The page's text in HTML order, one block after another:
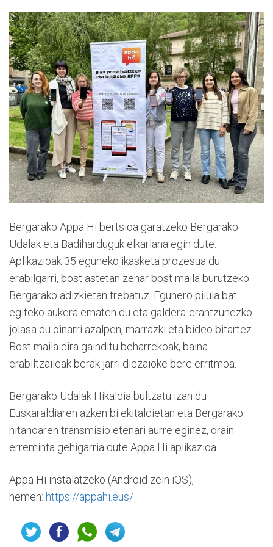
Bergarako Appa Hi bertsioa garatzeko Bergarako
Udalak eta Badiharduguk elkarlana egin dute.
Aplikazioak 35 eguneko ikasketa prozesua du
erabilgarri, bost astetan zehar bost maila burutzeko
Bergarako adizkietan trebatuz. Egunero pilula bat
egiteko aukera ematen du eta galdera-erantzunezko
jolasa du oinarri azalpen, marrazki eta bideo bitartez.
Bost maila dira gainditu beharrekoak, baina
erabiltzaileak berak jarri diezaioke bere erritmoa.
Bergarako Udalak Hikaldia bultzatu izan du
Euskaraldiaren azken bi ekitaldietan eta Bergarako
hitanoaren transmisio etenari aurre eginez, orain
erreminta gehigarria dute Appa Hi aplikazioa.
Appa Hi instalatzeko (Android zein iOS),
hemen: https://appahi.eus/